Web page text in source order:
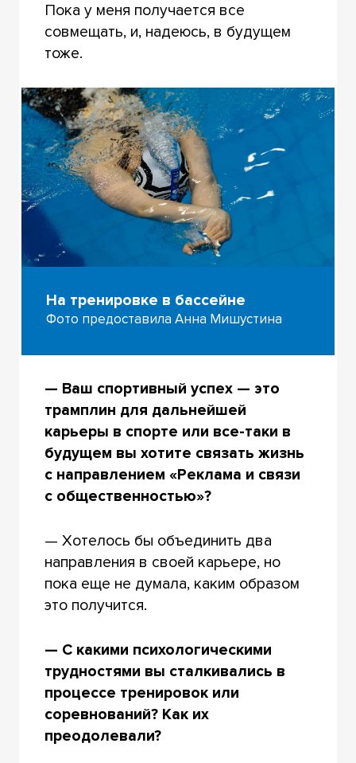
Пока у меня получается все
совмещать, и, надеюсь, в будущем
тоже.
На тренировке в бассейне
Фото предоставила Анна Мишустина
— Ваш спортивный успех — это
трамплин для дальнейшей
карьеры в спорте или все-таки в
будущем вы хотите связать жизнь
с направлением «Реклама и связи
с общественностью»?
— Хотелось бы объединить два
направления в своей карьере, но
пока еще не думала, каким образом
это получится.
— С какими психологическими
трудностями вы сталкивались в
процессе тренировок или
соревнований? Как их
преодолевали?